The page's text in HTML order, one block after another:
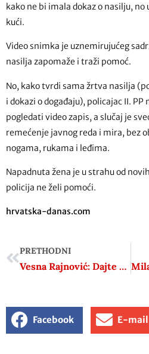
kako ne bi imala dokaz o nasilju,
kući.
Video snimka je uznemirujućeg
nasilja zapomaže i traži pomoć.
No, kako tvrdi sama žrtva nasilja
i dokazi o događaju), policajac II.
pogledati video zapis, a slučaj je
remećenje javnog reda i mira, bez
nogama, rukama i leđima.
Napadnuta žena je u strahu od
policija ne želi pomoći.
hrvatska-danas.com
PRETHODNI
Vesna Rajnović: Dajte Buntiću orden, dali ste mu dozvolu da nas ubija
Facebook E-mail